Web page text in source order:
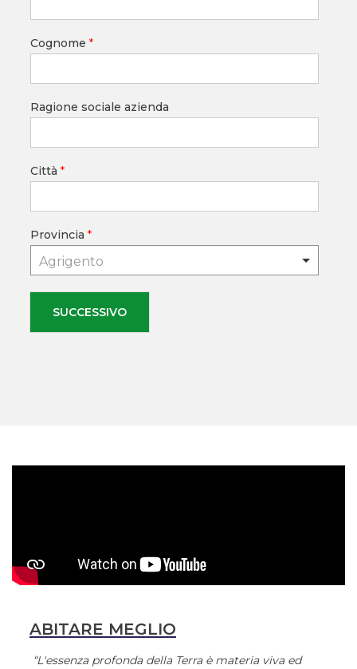
Cognome *
Ragione sociale azienda
Città *
Provincia *
Agrigento
SUCCESSIVO
ABITARE MEGLIO
“L'essenza profonda della Terra è materia viva ed